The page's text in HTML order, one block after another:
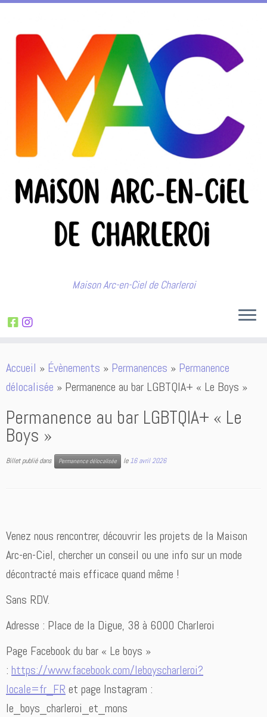
au
contenu
Maison Arc-en-Ciel de Charleroi
Accueil » Évènements » Permanences » Permanence
délocalisée » Permanence au bar LGBTQIA+ « Le Boys »
Permanence au bar LGBTQIA+ « Le
Boys »
Billet publié dans Permanence délocalisée le16 avril 2026
Venez nous rencontrer, découvrir les projets de la Maison
Arc-en-Ciel, chercher un conseil ou une info sur un mode
décontracté mais efficace quand même !
Sans RDV.
Adresse : Place de la Digue, 38 à 6000 Charleroi
Page Facebook du bar « Le boys »
: https://www.facebook.com/leboyscharleroi?
locale=fr_FR et page Instagram :
le_boys_charleroi_et_mons